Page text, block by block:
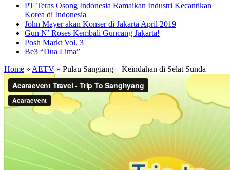
PT Teras Osong Indonesia Ramaikan Industri Kecantikan
Korea di Indonesia
John Mayer akan Konser di Jakarta April 2019
Gun N’ Roses Kembali Guncang Jakarta!
Posh Markt Vol. 3
Be3 “Dua Lima”
Home » AETV » Pulau Sangiang – Keindahan di Selat Sunda